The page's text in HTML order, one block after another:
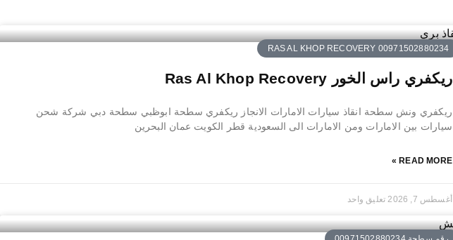
RAS AL KHOP RECOVERY 00971502880234
ريكفري راس الخور Ras Al Khop Recovery
ريكفري ونش سطحة انقاذ سيارات الامارات الانجاز ريكفري سطحة ابوظبي سطحة دبي شركة شحن
سيارات بين الامارات ومن الامارات الى السعودية قطر الكويت عمان البحرين
READ MORE »
أغسطس 7, 2026 تعليق واحد